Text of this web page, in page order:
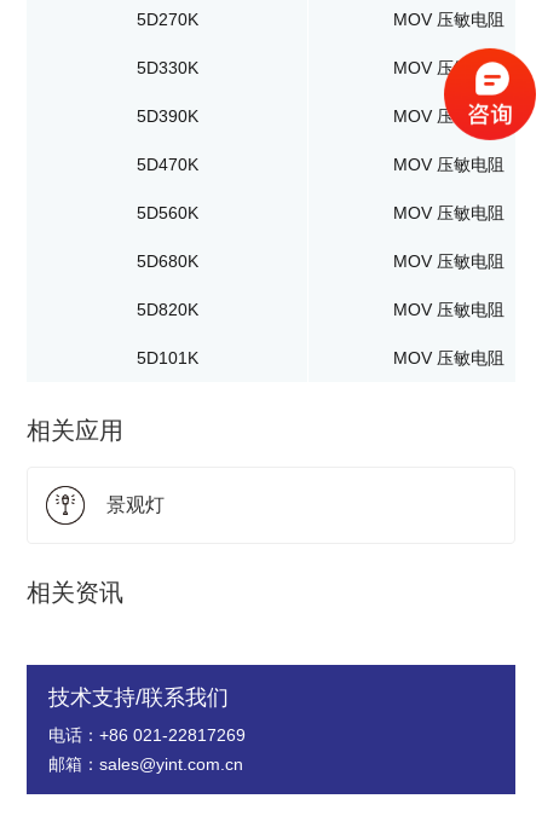
5D270K MOV 压敏电阻
5D330K MOV 压敏电阻
5D390K MOV 压敏电阻
5D470K MOV 压敏电阻
5D560K MOV 压敏电阻
5D680K MOV 压敏电阻
5D820K MOV 压敏电阻
5D101K MOV 压敏电阻
相关应用
景观灯
相关资讯
技术支持/联系我们
电话：+86 021-22817269
邮箱：sales@yint.com.cn